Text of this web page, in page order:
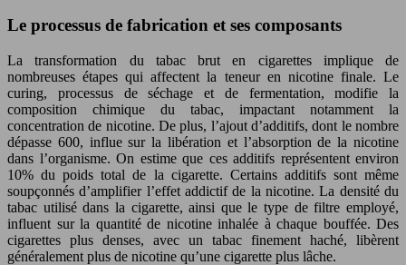
Le processus de fabrication et ses composants
La transformation du tabac brut en cigarettes implique de
nombreuses étapes qui affectent la teneur en nicotine finale. Le
curing, processus de séchage et de fermentation, modifie la
composition chimique du tabac, impactant notamment la
concentration de nicotine. De plus, l’ajout d’additifs, dont le nombre
dépasse 600, influe sur la libération et l’absorption de la nicotine
dans l’organisme. On estime que ces additifs représentent environ
10% du poids total de la cigarette. Certains additifs sont même
soupçonnés d’amplifier l’effet addictif de la nicotine. La densité du
tabac utilisé dans la cigarette, ainsi que le type de filtre employé,
influent sur la quantité de nicotine inhalée à chaque bouffée. Des
cigarettes plus denses, avec un tabac finement haché, libèrent
généralement plus de nicotine qu’une cigarette plus lâche.